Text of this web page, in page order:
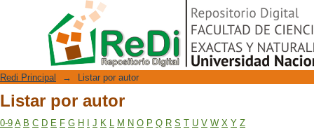
Listar por autor
Repositorio Digital
Redi Principal → Listar por autor
Listar por autor
0-9 A B C D E F G H J K L M N O P Q R S T U V W X Y Z